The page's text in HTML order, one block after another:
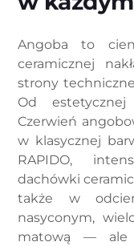
Angoba to
ceramicznej
strony
Od
Czerwień
w klasycznej
RAPIDO,
dachówki
także w
nasyconym,
matową — ale